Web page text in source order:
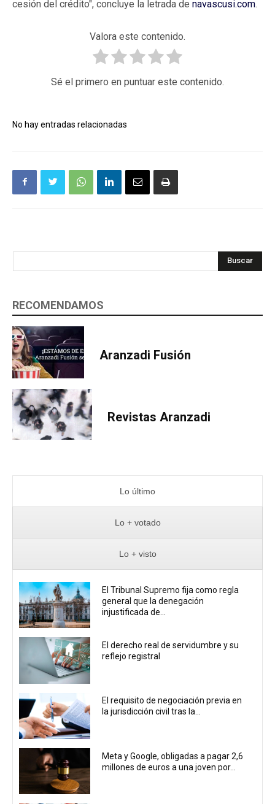
cesión del crédito", concluye la letrada de navascusi.com.
Valora este contenido.
Sé el primero en puntuar este contenido.
No hay entradas relacionadas
Buscar
RECOMENDAMOS
Aranzadi Fusión
Revistas Aranzadi
Lo último
Lo + votado
Lo + visto
El Tribunal Supremo fija como regla
general que la denegación
injustificada de...
El derecho real de servidumbre y su
reflejo registral
El requisito de negociación previa en
la jurisdicción civil tras la...
Meta y Google, obligadas a pagar 2,6
millones de euros a una joven por...